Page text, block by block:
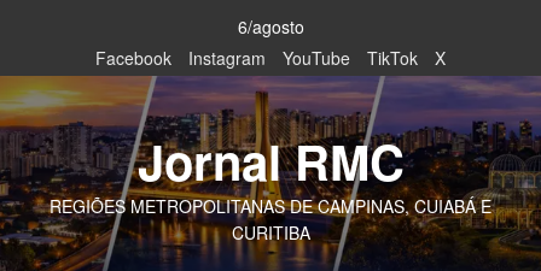
content
6/agosto
Facebook
Instagram YouTube TikTok X
Jornal RMC
REGIÕES METROPOLITANAS DE CAMPINAS, CUIABÁ E
CURITIBA